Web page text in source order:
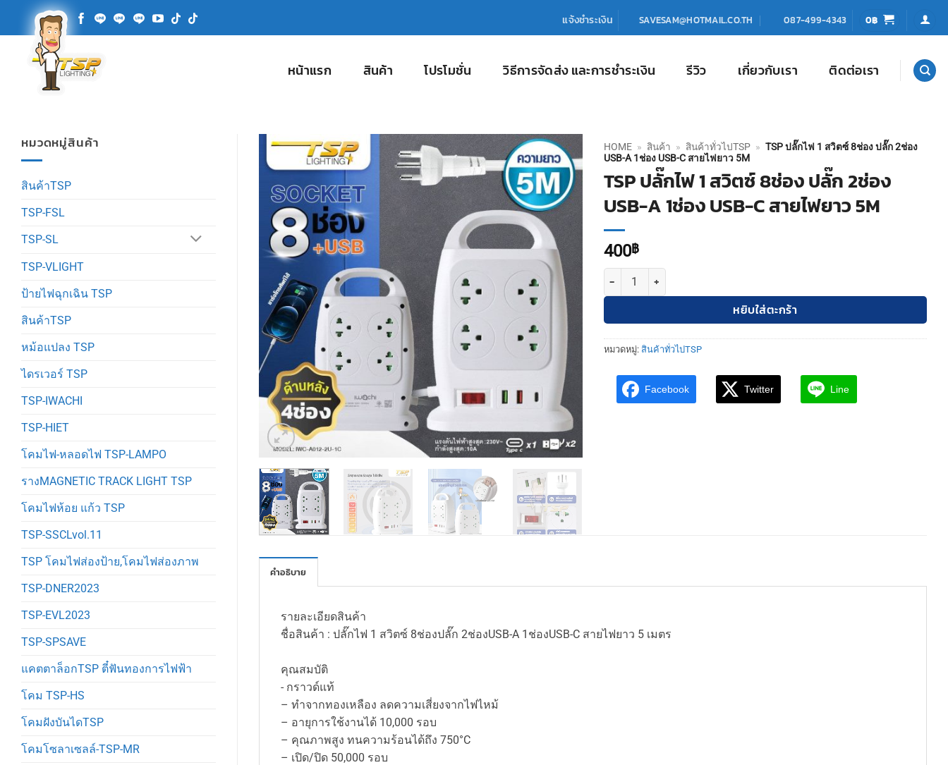
แจ้งชำระเงิน SAVESAM@HOTMAIL.CO.TH 087-499-4343 0฿
หน้าแรก สินค้า โปรโมชั่น วิธีการจัดส่ง และการชำระเงิน รีวิว เกี่ยวกับเรา ติดต่อเรา
หมวดหมู่สินค้า
สินค้าTSP
TSP-FSL
TSP-SL
TSP-VLIGHT
ป้ายไฟฉุกเฉิน TSP
สินค้าTSP
หม้อแปลง TSP
ไดรเวอร์ TSP
TSP-IWACHI
TSP-HIET
โคมไฟ-หลอดไฟ TSP-LAMPO
รางMAGNETIC TRACK LIGHT TSP
โคมไฟห้อย แก้ว TSP
TSP-SSCLvol.11
TSP โคมไฟส่องป้าย,โคมไฟส่องภาพ
TSP-DNER2023
TSP-EVL2023
TSP-SPSAVE
แคตตาล็อกTSP ตี๋ฟันทองการไฟฟ้า
โคม TSP-HS
โคมฝังบันไดTSP
โคมโซลาเซลล์-TSP-MR
HOME » สินค้า » สินค้าทั่วไปTSP » TSP ปลั๊กไฟ 1 สวิตซ์ 8ช่อง ปลั๊ก 2ช่อง
USB-A 1ช่อง USB-C สายไฟยาว 5M
TSP ปลั๊กไฟ 1 สวิตซ์ 8ช่อง ปลั๊ก 2ช่อง
USB-A 1ช่อง USB-C สายไฟยาว 5M
400฿
จำนวน TSP ปลั๊กไฟ 1 สวิตซ์ 8ช่อง ปลั๊ก 2ช่อง USB-A 1ช่อง USB-C สายไฟยาว
หยิบใส่ตะกร้า
หมวดหมู่: สินค้าทั่วไปTSP
Facebook Twitter Line
คำอธิบาย
รายละเอียดสินค้า
ชื่อสินค้า : ปลั๊กไฟ 1 สวิตซ์ 8ช่องปลั๊ก 2ช่องUSB-A 1ช่องUSB-C สายไฟยาว 5 เมตร
คุณสมบัติ
​​​​​​​- กราวด์แท้
– ทำจากทองเหลือง ลดความเสี่ยงจากไฟไหม้
– อายุการใช้งานได้ 10,000 รอบ
– คุณภาพสูง ทนความร้อนได้ถึง 750°C
– เปิด/ปิด 50,000 รอบ